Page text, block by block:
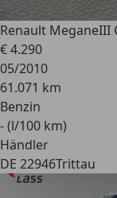
Renault MeganeIII
€ 4.290
05/2010
61.071 km
Benzin
- (l/100 km)
Händler
DE 22946Trittau